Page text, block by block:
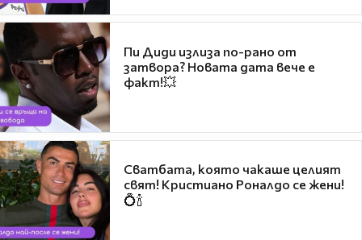
Пи Диди излиза по-рано от
затвора? Новата дата вече е
факт!💥
Сватбата, която чакаше целият
свят! Кристиано Роналдо се жени!
💍🍾